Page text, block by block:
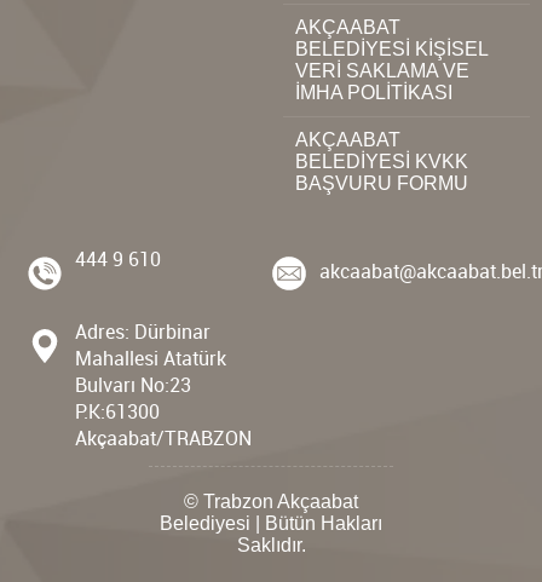
AKÇAABAT
BELEDİYESİ KİŞİSEL
VERİ SAKLAMA VE
İMHA POLİTİKASI
AKÇAABAT
BELEDİYESİ KVKK
BAŞVURU FORMU
444 9 610
Adres: Dürbinar
Mahallesi Atatürk
Bulvarı No:23
P.K:61300
Akçaabat/TRABZON
© Trabzon Akçaabat
Belediyesi | Bütün Hakları
Saklıdır.